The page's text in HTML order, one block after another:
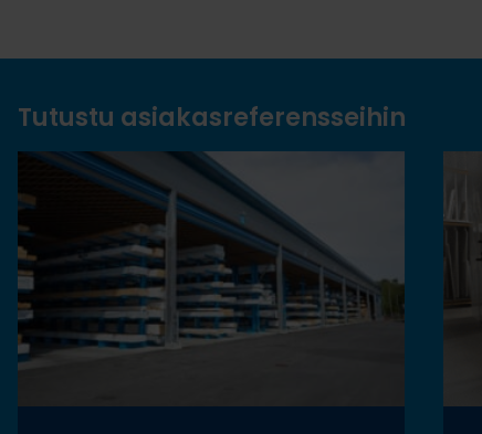
Tutustu asiakasreferensseihin